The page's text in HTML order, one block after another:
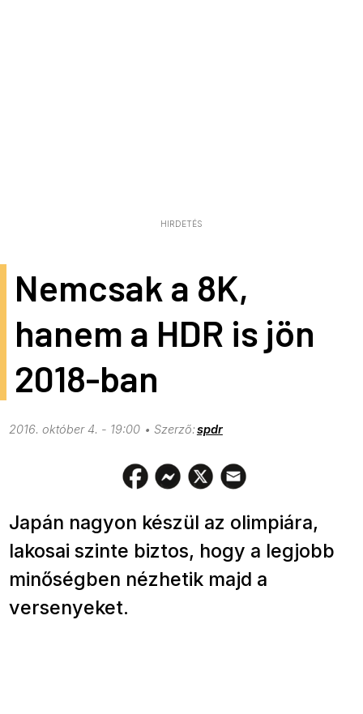
HIRDETÉS
Nemcsak a 8K,
hanem a HDR is jön
2018-ban
2016. október 4. - 19:00 spdr
Japán nagyon készül az olimpiára,
lakosai szinte biztos, hogy a legjobb
minőségben nézhetik majd a
versenyeket.